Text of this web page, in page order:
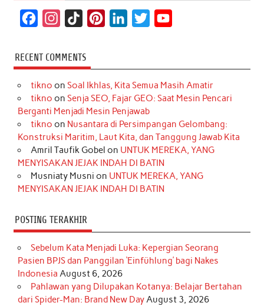
c
e
b
o
k
s
t
a
r
a
m
k
T
o
k
t
e
r
e
s
t
k
e
d
I
n
t
t
r
T
u
e
RECENT COMMENTS
tikno on Soal Ikhlas, Kita Semua Masih Amatir
tikno on Senja SEO, Fajar GEO: Saat Mesin Pencari
Berganti Menjadi Mesin Penjawab
tikno on Nusantara di Persimpangan Gelombang:
Konstruksi Maritim, Laut Kita, dan Tanggung Jawab Kita
Amril Taufik Gobel on UNTUK MEREKA, YANG
MENYISAKAN JEJAK INDAH DI BATIN
Musniaty Musni on UNTUK MEREKA, YANG
MENYISAKAN JEJAK INDAH DI BATIN
POSTING TERAKHIR
Sebelum Kata Menjadi Luka: Kepergian Seorang
Pasien BPJS dan Panggilan ‘Einfühlung’ bagi Nakes
Indonesia August 6, 2026
Pahlawan yang Dilupakan Kotanya: Belajar Bertahan
dari Spider-Man: Brand New DayAugust 3, 2026